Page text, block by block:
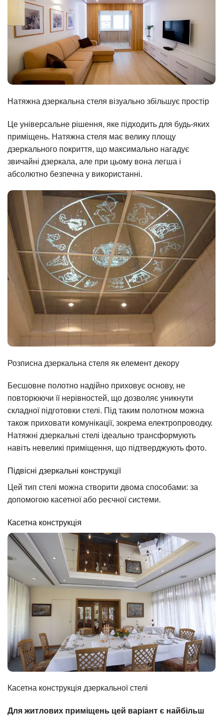
Натяжна дзеркальна стеля візуально збільшує простір
Це універсальне рішення, яке підходить для будь-яких
приміщень. Натяжна стеля має велику площу
дзеркального покриття, що максимально нагадує
звичайні дзеркала, але при цьому вона легша і
абсолютно безпечна у використанні.
Розписна дзеркальна стеля як елемент декору
Бесшовне полотно надійно приховує основу, не
повторюючи її нерівностей, що дозволяє уникнути
складної підготовки стелі. Під таким полотном можна
також приховати комунікації, зокрема електропроводку.
Натяжні дзеркальні стелі ідеально трансформують
навіть невеликі приміщення, що підтверджують фото.
Підвісні дзеркальні конструкції
Цей тип стелі можна створити двома способами: за
допомогою касетної або реєчної системи.
Касетна конструкція
Касетна конструкція дзеркальної стелі
Для житлових приміщень цей варіант є найбільш